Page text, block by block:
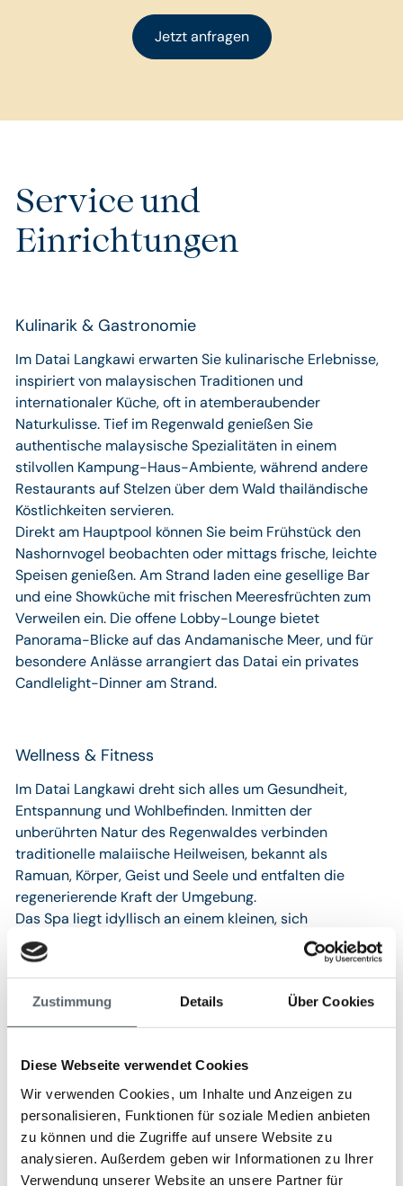
Zustimmung Details Über Cookies
Diese Webseite verwendet Cookies
Wir verwenden Cookies, um Inhalte und Anzeigen zu
personalisieren, Funktionen für soziale Medien anbieten
zu können und die Zugriffe auf unsere Website zu
analysieren. Außerdem geben wir Informationen zu Ihrer
Verwendung unserer Website an unsere Partner für
Jetzt anfragen
Service und
Einrichtungen
Kulinarik & Gastronomie
Im Datai Langkawi erwarten Sie kulinarische Erlebnisse,
inspiriert von malaysischen Traditionen und
internationaler Küche, oft in atemberaubender
Naturkulisse. Tief im Regenwald genießen Sie
authentische malaysische Spezialitäten in einem
stilvollen Kampung-Haus-Ambiente, während andere
Restaurants auf Stelzen über dem Wald thailändische
Köstlichkeiten servieren.
Direkt am Hauptpool können Sie beim Frühstück den
Nashornvogel beobachten oder mittags frische, leichte
Speisen genießen. Am Strand laden eine gesellige Bar
und eine Showküche mit frischen Meeresfrüchten zum
Verweilen ein. Die offene Lobby-Lounge bietet
Panorama-Blicke auf das Andamanische Meer, und für
besondere Anlässe arrangiert das Datai ein privates
Candlelight-Dinner am Strand.
Wellness & Fitness
Im Datai Langkawi dreht sich alles um Gesundheit,
Entspannung und Wohlbefinden. Inmitten der
unberührten Natur des Regenwaldes verbinden
traditionelle malaiische Heilweisen, bekannt als
Ramuan, Körper, Geist und Seele und entfalten die
regenerierende Kraft der Umgebung.
Das Spa liegt idyllisch an einem kleinen, sich
schlängelnden Bach, umgeben von den beruhigenden
Klängen und dem dezenten Duft der natürlichen
Regenwaldumgebung. Gäste können hier in entspannter
Atmosphäre verwöhnt werden und Körper sowie Geist
neue Energie schöpfen.
Spaziergängen entlang spezieller Resortpfade bis hin zu
Meditationen im Holistic Pavilion – ein Erlebnis für alle
Sinne. Klangtherapien und ausgewählte
Wellnessprogramme fördern die Harmonie von Körper
und Geist und stärken Vitalität sowie innere Klarheit.
Pulih, was auf Malaiisch „Erholen“ bedeutet, ist ein